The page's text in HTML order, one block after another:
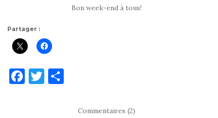
Bon week-end à tous!
Partager :
F T
Commentaires (2)